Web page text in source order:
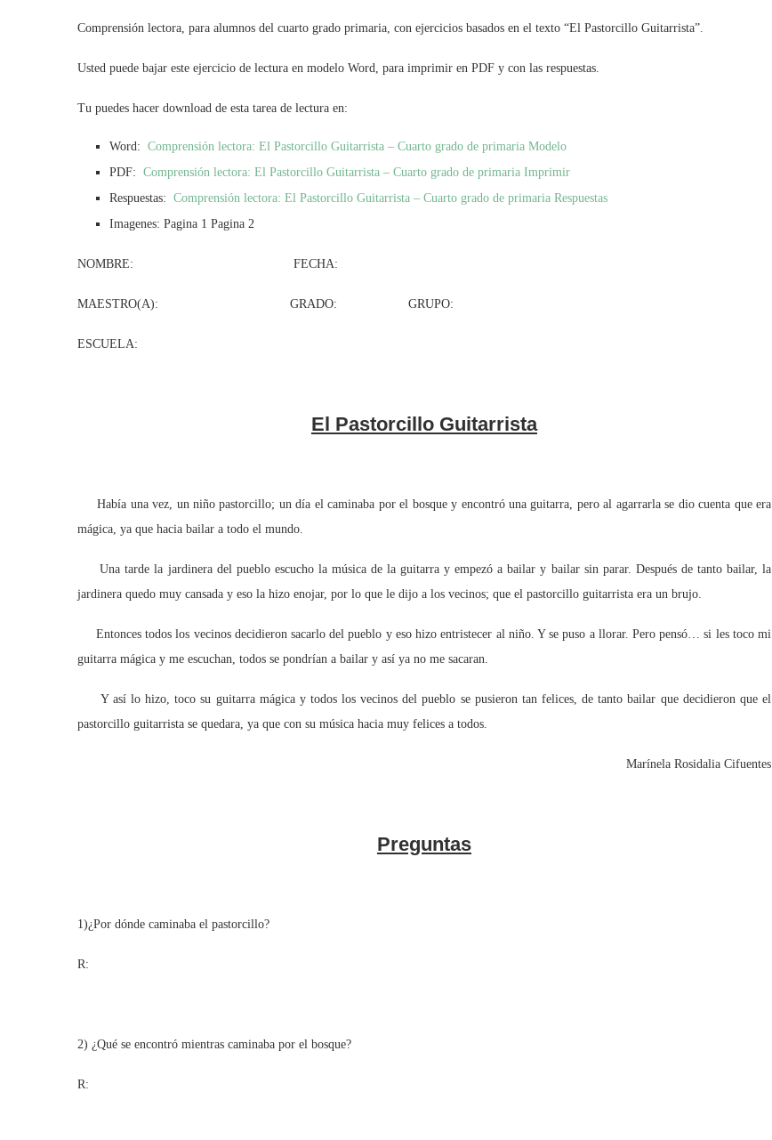
Comprensión lectora, para alumnos del cuarto grado primaria, con ejercicios basados en el texto “El Pastorcillo Guitarrista”.
Usted puede bajar este ejercicio de lectura en modelo Word, para imprimir en PDF y con las respuestas.
Tu puedes hacer download de esta tarea de lectura en:
Word: Comprensión lectora: El Pastorcillo Guitarrista – Cuarto grado de primaria Modelo
PDF: Comprensión lectora: El Pastorcillo Guitarrista – Cuarto grado de primaria Imprimir
Respuestas: Comprensión lectora: El Pastorcillo Guitarrista – Cuarto grado de primaria Respuestas
Imagenes: Pagina 1 Pagina 2
NOMBRE: FECHA:
MAESTRO(A): GRADO: GRUPO:
ESCUELA:
El Pastorcillo Guitarrista
Había una vez, un niño pastorcillo; un día el caminaba por el bosque y encontró una guitarra, pero al agarrarla se dio cuenta que era
mágica, ya que hacia bailar a todo el mundo.
Una tarde la jardinera del pueblo escucho la música de la guitarra y empezó a bailar y bailar sin parar. Después de tanto bailar, la
jardinera quedo muy cansada y eso la hizo enojar, por lo que le dijo a los vecinos; que el pastorcillo guitarrista era un brujo.
Entonces todos los vecinos decidieron sacarlo del pueblo y eso hizo entristecer al niño. Y se puso a llorar. Pero pensó… si les toco mi
guitarra mágica y me escuchan, todos se pondrían a bailar y así ya no me sacaran.
Y así lo hizo, toco su guitarra mágica y todos los vecinos del pueblo se pusieron tan felices, de tanto bailar que decidieron que el
pastorcillo guitarrista se quedara, ya que con su música hacia muy felices a todos.
Marínela Rosidalia Cifuentes
Preguntas
1)¿Por dónde caminaba el pastorcillo?
R:
2) ¿Qué se encontró mientras caminaba por el bosque?
R: